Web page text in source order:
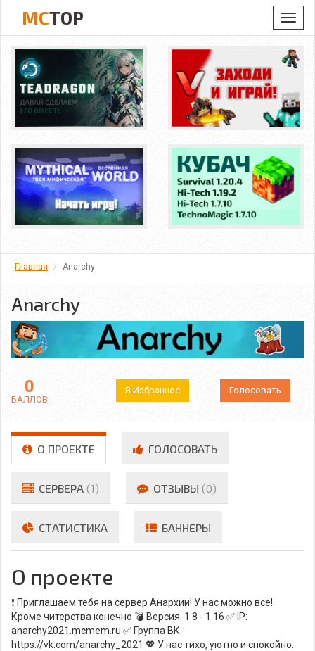
MCTOP
Главная Anarchy
Anarchy
0
БАЛЛОВ
В Избранное Голосовать
О ПРОЕКТЕ ГОЛОСОВАТЬ
СЕРВЕРА (1) ОТЗЫВЫ (0)
СТАТИСТИКА БАННЕРЫ
О проекте
❗ Приглашаем тебя на сервер Анархии! У нас можно все!
Кроме читерства конечно 💣 Версия: 1.8 - 1.16 ✅ IP:
anarchy2021.mcmem.ru ✅ Группа ВК:
https://vk.com/anarchy_2021 💖 У нас тихо, уютно и спокойно.